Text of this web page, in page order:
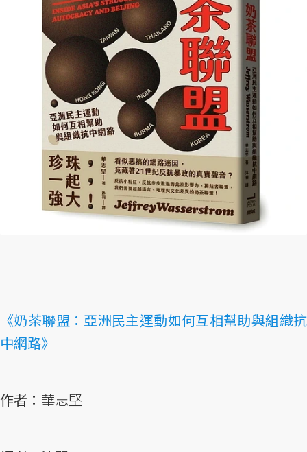
《奶茶聯盟：亞洲民主運動如何互相幫助與組織抗
中網路》
作者： 華志堅